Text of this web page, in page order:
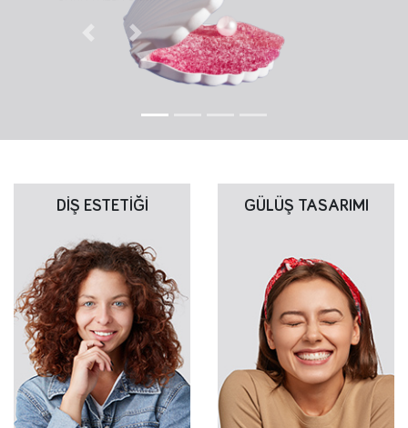
Previous
Next
DİŞ ESTETİĞİ GÜLÜŞ TASARIMI